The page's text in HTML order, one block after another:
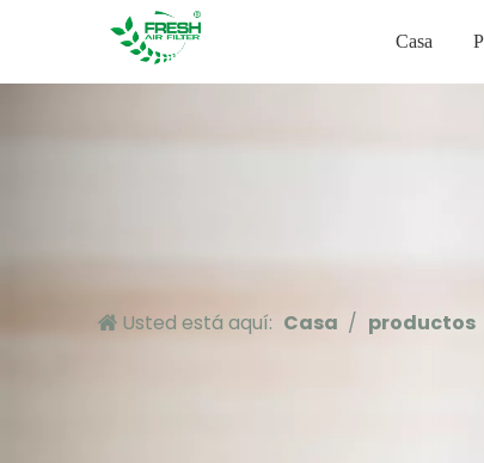
Casa
Usted está aquí: Casa / productos